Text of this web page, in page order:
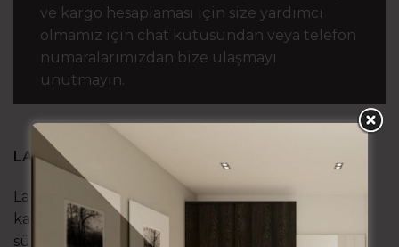
ve kargo hesaplaması için size yardımcı
olmamız için chat kutusundan veya telefon
numaralarımızdan bize ulaşmayı
unutmayın.
LAMİNAT PARKE NEDİR?
Laminat parke teknoloji ürünü bir zemin
kaplamasıdır. Endüstriyel yetiştirilmiş,
sürdürülebilirlik sertifikalı ormanlardan elde